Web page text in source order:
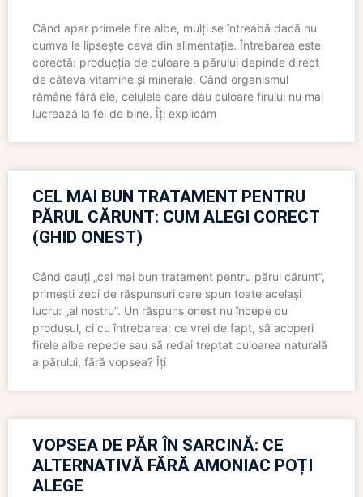
Când apar primele fire albe, mulți se întreabă dacă nu
cumva le lipsește ceva din alimentație. Întrebarea este
corectă: producția de culoare a părului depinde direct
de câteva vitamine și minerale. Când organismul
rămâne fără ele, celulele care dau culoare firului nu mai
lucrează la fel de bine. Îți explicăm
CEL MAI BUN TRATAMENT PENTRU
PĂRUL CĂRUNT: CUM ALEGI CORECT
(GHID ONEST)
Când cauți „cel mai bun tratament pentru părul cărunt”,
primești zeci de răspunsuri care spun toate același
lucru: „al nostru”. Un răspuns onest nu începe cu
produsul, ci cu întrebarea: ce vrei de fapt, să acoperi
firele albe repede sau să redai treptat culoarea naturală
a părului, fără vopsea? Îți
VOPSEA DE PĂR ÎN SARCINĂ: CE
ALTERNATIVĂ FĂRĂ AMONIAC POȚI
ALEGE